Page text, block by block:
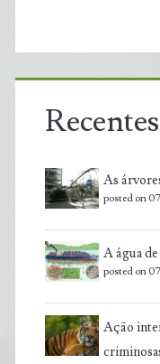
Recentes
As
posted on
A água
posted on
Ação